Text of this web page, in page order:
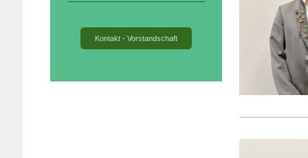
Kontakt - Vorstandschaft